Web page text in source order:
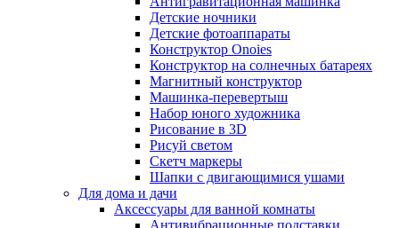
Детские ночники
Детские фотоаппараты
Конструктор Onoies
Конструктор на солнечных батареях
Магнитный конструктор
Машинка-перевертыш
Набор юного художника
Рисование в 3D
Рисуй светом
Скетч маркеры
Шапки с двигающимися ушами
Для дома и дачи
Аксессуары для ванной комнаты
Антивибрационные подставки